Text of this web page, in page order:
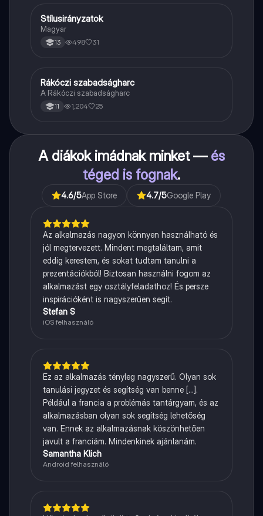
Magyar
Stílusirányzatok
Magyar
13 498 31
Töri
Rákóczi szabadságharc
A Rákóczi szabadságharc
11 1,204 25
A diákok imádnak minket — és
téged is fognak.
4.6/5App Store 4.7/5Google Play
Az alkalmazás nagyon könnyen használható és
jól megtervezett. Mindent megtaláltam, amit
eddig kerestem, és sokat tudtam tanulni a
prezentációkból! Biztosan használni fogom az
alkalmazást egy osztályfeladathoz! És persze
inspirációként is nagyszerűen segít.
Stefan S
iOS felhasználó
Ez az alkalmazás tényleg nagyszerű. Olyan sok
tanulási jegyzet és segítség van benne [...].
Például a francia a problémás tantárgyam, és az
alkalmazásban olyan sok segítség lehetőség
van. Ennek az alkalmazásnak köszönhetően
javult a franciám. Mindenkinek ajánlanám.
Samantha Klich
Android felhasználó